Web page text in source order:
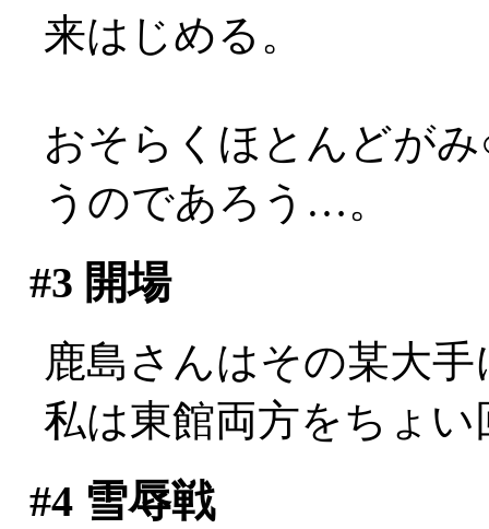
来はじめる。
おそらくほとんどが
うのであろう…。
#3 開場
鹿島さんはその某大手
私は東館両方をちょ
#4雪辱戦